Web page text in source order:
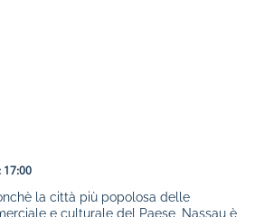
17:00
la città più popolosa delle
e culturale del Paese, Nassau è